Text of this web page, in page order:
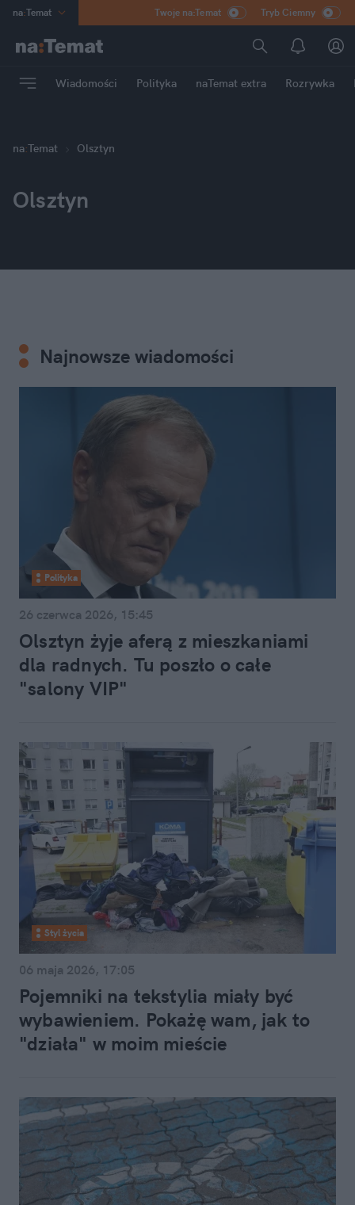
na:Temat
Poland
mama
Rozrywka
Twoje na:Temat Tryb Ciemny
Wiadomości Polityka naTemat extra Rozrywka
na:Temat Olsztyn
Olsztyn
Najnowsze wiadomości
Polityka
26 czerwca 2026, 15:45
Olsztyn żyje aferą z mieszkaniami
dla radnych. Tu poszło o całe
"salony VIP"
Styl życia
06 maja 2026, 17:05
Pojemniki na tekstylia miały być
wybawieniem. Pokażę wam, jak to
"działa" w moim mieście